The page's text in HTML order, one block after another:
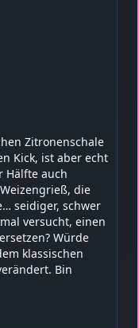
Zitronenschale
Kick, ist aber echt
Hälfte auch
die
seidiger, schwer
versucht, einen
Würde
klassischen
Bin